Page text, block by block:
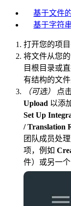
基于文件
基于字符
打开您的项目
将文件从您
目根目录或
有结构的文
（可选）
点
Upload 以添
Set Up
/ Translation
团队成员处
项，例如
件）或另一个